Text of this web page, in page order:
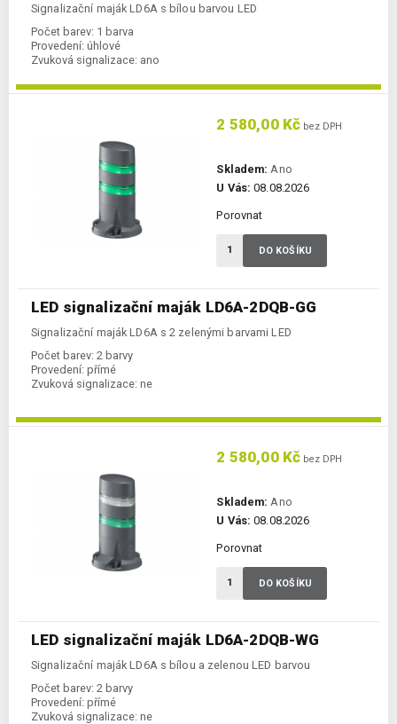
Signalizační maják LD6A s bílou barvou LED
Počet barev: 1 barva
Provedení: úhlové
Zvuková signalizace: ano
LED signalizační maják LD6A-2DQB-GG
Signalizační maják LD6A s 2 zelenými barvami LED
Počet barev: 2 barvy
Provedení: přímé
Zvuková signalizace: ne
2 580,00 Kč bez DPH
Skladem: Ano
U Vás: 08.08.2026
Porovnat
DO KOŠÍKU
LED signalizační maják LD6A-2DQB-WG
Signalizační maják LD6A s bílou a zelenou LED barvou
Počet barev: 2 barvy
Provedení: přímé
Zvuková signalizace: ne
2 580,00 Kč bez DPH
Skladem: Ano
U Vás: 08.08.2026
Porovnat
DO KOŠÍKU